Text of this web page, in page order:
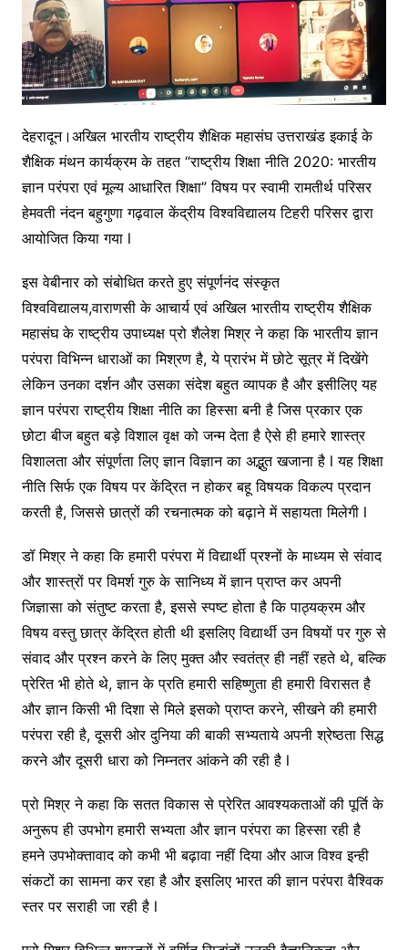
देहरादून।अखिल भारतीय राष्ट्रीय शैक्षिक महासंघ उत्तराखंड इकाई के
शैक्षिक मंथन कार्यक्रम के तहत “राष्ट्रीय शिक्षा नीति 2020: भारतीय
ज्ञान परंपरा एवं मूल्य आधारित शिक्षा” विषय पर स्वामी रामतीर्थ परिसर
हेमवती नंदन बहुगुणा गढ़वाल केंद्रीय विश्वविद्यालय टिहरी परिसर द्वारा
आयोजित किया गया l
इस वेबीनार को संबोधित करते हुए संपूर्णनंद संस्कृत
विश्वविद्यालय,वाराणसी के आचार्य एवं अखिल भारतीय राष्ट्रीय शैक्षिक
महासंघ के राष्ट्रीय उपाध्यक्ष प्रो शैलेश मिश्र ने कहा कि भारतीय ज्ञान
परंपरा विभिन्न धाराओं का मिश्रण है, ये प्रारंभ में छोटे सूत्र में दिखेंगे
लेकिन उनका दर्शन और उसका संदेश बहुत व्यापक है और इसीलिए यह
ज्ञान परंपरा राष्ट्रीय शिक्षा नीति का हिस्सा बनी है जिस प्रकार एक
छोटा बीज बहुत बड़े विशाल वृक्ष को जन्म देता है ऐसे ही हमारे शास्त्र
विशालता और संपूर्णता लिए ज्ञान विज्ञान का अद्भुत खजाना है l यह शिक्षा
नीति सिर्फ एक विषय पर केंद्रित न होकर बहू विषयक विकल्प प्रदान
करती है, जिससे छात्रों की रचनात्मक को बढ़ाने में सहायता मिलेगी l
डॉ मिश्र ने कहा कि हमारी परंपरा में विद्यार्थी प्रश्नों के माध्यम से संवाद
और शास्त्रों पर विमर्श गुरु के सानिध्य में ज्ञान प्राप्त कर अपनी
जिज्ञासा को संतुष्ट करता है, इससे स्पष्ट होता है कि पाठ्यक्रम और
विषय वस्तु छात्र केंद्रित होती थी इसलिए विद्यार्थी उन विषयों पर गुरु से
संवाद और प्रश्न करने के लिए मुक्त और स्वतंत्र ही नहीं रहते थे, बल्कि
प्रेरित भी होते थे, ज्ञान के प्रति हमारी सहिष्णुता ही हमारी विरासत है
और ज्ञान किसी भी दिशा से मिले इसको प्राप्त करने, सीखने की हमारी
परंपरा रही है, दूसरी ओर दुनिया की बाकी सभ्यताये अपनी श्रेष्ठता सिद्ध
करने और दूसरी धारा को निम्नतर आंकने की रही है l
प्रो मिश्र ने कहा कि सतत विकास से प्रेरित आवश्यकताओं की पूर्ति के
अनुरूप ही उपभोग हमारी सभ्यता और ज्ञान परंपरा का हिस्सा रही है
हमने उपभोक्तावाद को कभी भी बढ़ावा नहीं दिया और आज विश्व इन्ही
संकटों का सामना कर रहा है और इसलिए भारत की ज्ञान परंपरा वैश्विक
स्तर पर सराही जा रही है l